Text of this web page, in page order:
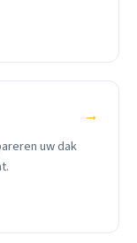
→
uw dak